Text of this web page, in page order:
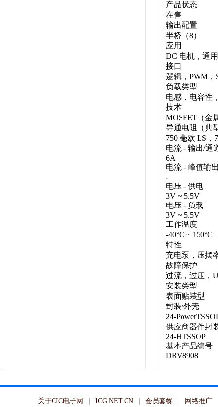
产品状态
在售
输出配置
半桥（8）
应用
DC 电机，通用
接口
逻辑，PWM，
负载类型
电感，电容性
技术
MOSFET（金
导通电阻（典
750 毫欧 LS，
电流 - 输出/通
6A
电流 - 峰值输
-
电压 - 供电
3V ~ 5.5V
电压 - 负载
3V ~ 5.5V
工作温度
-40°C ~ 150°C
特性
充电泵，压摆
故障保护
过流，过压，
安装类型
表面贴装型
封装/外壳
24-
供应商器件封
24-HTSSOP
基本产品编号
DRV8908
关于CIC电子网 ICG.NET.CN 会员套餐 网络推广